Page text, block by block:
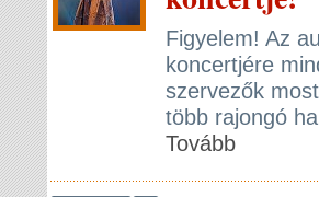
Figyelem! Az
koncertjére
szervezők
több rajongó
Tovább